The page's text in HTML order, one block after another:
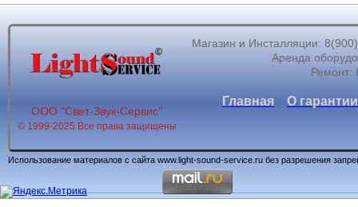
Магазин и Инсталляции:
Аренда
Ремонт:
ООО "Свет-Звук-Сервис"
© 1999-2025 Все права защищены
Главная О гарантии
Использование материалов с сайта www.light-sound-service.ru без разрешения